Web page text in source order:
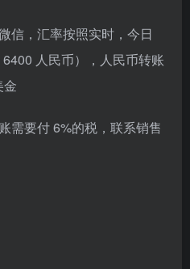
信，汇率按照实时，今日
人民币），人民币转账
金
需要付 6%的税，联系销售